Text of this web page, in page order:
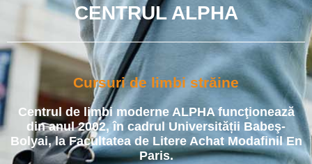
CENTRUL ALPHA
Cursuri de limbi străine
Centrul de limbi moderne ALPHA funcţionează
din anul 2002, în cadrul Universității Babeş-
Bolyai, la Facultatea de Litere Achat Modafinil En
Paris.